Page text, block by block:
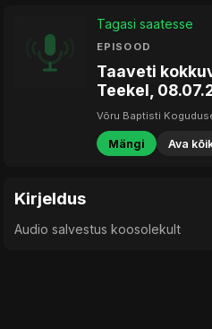
Tagasi saatesse
EPISOOD
Taaveti
Teekel,
Võru Baptisti
Mängi Ava
Kirjeldus
Audio salvestus koosolekult